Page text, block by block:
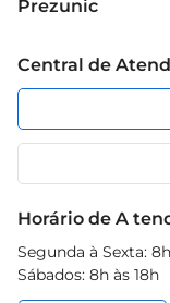
Grupo Cencosud
Política de
Portal do
Cencosud Media
Prezunic
Código de Ética
App Prezunic
Central de
Horário de A
Segunda à Sexta:
Sábados: 8h às 18h